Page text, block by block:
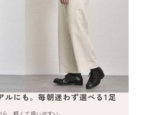
ルにも。毎朝迷わず選べる1足